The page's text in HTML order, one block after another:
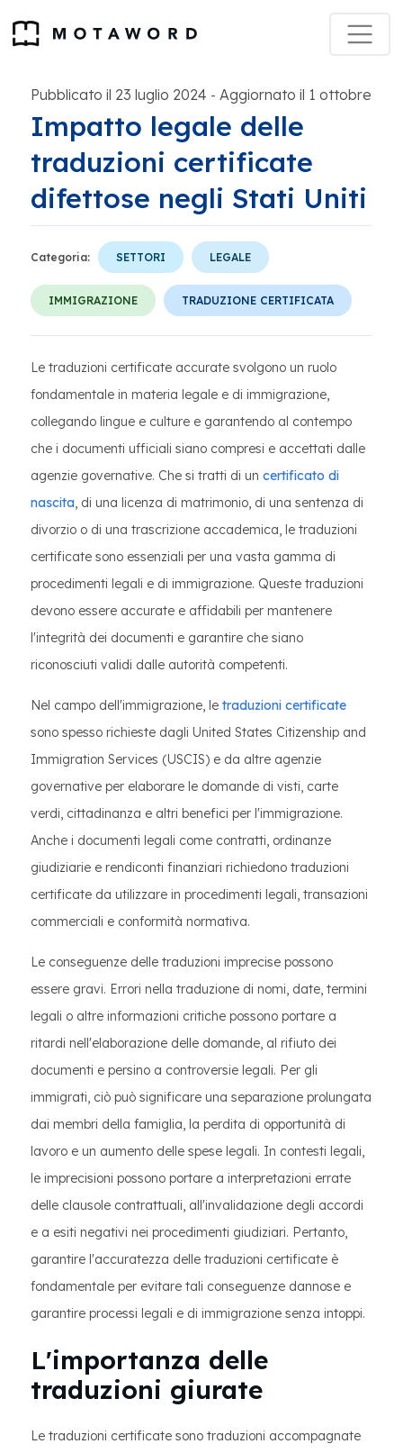
Pubblicato il 23 luglio 2024 - Aggiornato il 1 ottobre
Impatto legale delle
traduzioni certificate
difettose negli Stati Uniti
Categoria: SETTORI LEGALE
IMMIGRAZIONE TRADUZIONE CERTIFICATA
Le traduzioni certificate accurate svolgono un ruolo
fondamentale in materia legale e di immigrazione,
collegando lingue e culture e garantendo al contempo
che i documenti ufficiali siano compresi e accettati dalle
agenzie governative. Che si tratti di un certificato di
nascita, di una licenza di matrimonio, di una sentenza di
divorzio o di una trascrizione accademica, le traduzioni
certificate sono essenziali per una vasta gamma di
procedimenti legali e di immigrazione. Queste traduzioni
devono essere accurate e affidabili per mantenere
l'integrità dei documenti e garantire che siano
riconosciuti validi dalle autorità competenti.
Nel campo dell'immigrazione, le traduzioni certificate
sono spesso richieste dagli United States Citizenship and
Immigration Services (USCIS) e da altre agenzie
governative per elaborare le domande di visti, carte
verdi, cittadinanza e altri benefici per l'immigrazione.
Anche i documenti legali come contratti, ordinanze
giudiziarie e rendiconti finanziari richiedono traduzioni
certificate da utilizzare in procedimenti legali, transazioni
commerciali e conformità normativa.
Le conseguenze delle traduzioni imprecise possono
essere gravi. Errori nella traduzione di nomi, date, termini
legali o altre informazioni critiche possono portare a
ritardi nell'elaborazione delle domande, al rifiuto dei
documenti e persino a controversie legali. Per gli
immigrati, ciò può significare una separazione prolungata
dai membri della famiglia, la perdita di opportunità di
lavoro e un aumento delle spese legali. In contesti legali,
le imprecisioni possono portare a interpretazioni errate
delle clausole contrattuali, all'invalidazione degli accordi
e a esiti negativi nei procedimenti giudiziari. Pertanto,
garantire l'accuratezza delle traduzioni certificate è
fondamentale per evitare tali conseguenze dannose e
garantire processi legali e di immigrazione senza intoppi.
L'importanza delle
traduzioni giurate
Le traduzioni certificate sono traduzioni accompagnate